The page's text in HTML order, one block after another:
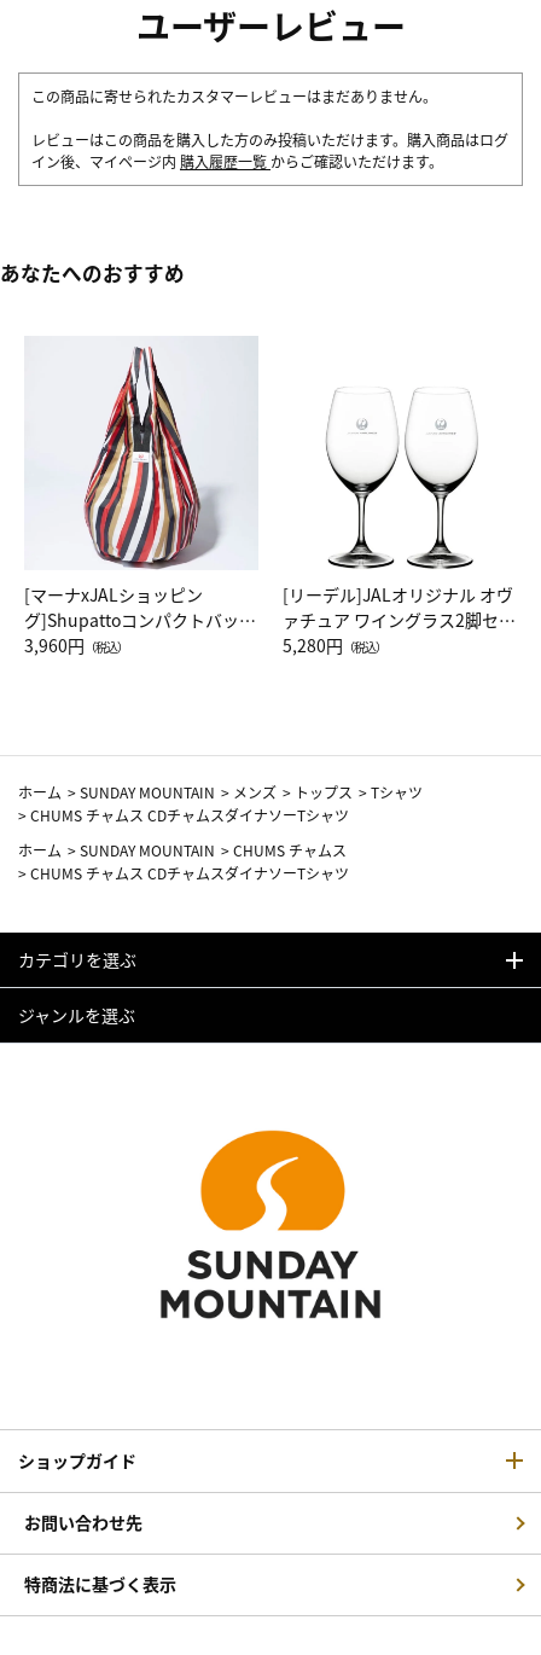
ユーザーレビュー
この商品に寄せられたカスタマーレビューはまだありません。
レビューはこの商品を購入した方のみ投稿いただけます。購入商品はログ
イン後、マイページ内 購入履歴一覧 からご確認いただけます。
あなたへのおすすめ
[マーナxJALショッピン
グ]Shupattoコンパクトバッグ
Drop JAL客室乗務員（LC）ス
3,960円 （税込）
[リーデル]JALオリジナル オヴ
ァチュア ワイングラス2脚セッ
ト（レッドワイン）
5,280円 （税込）
ホーム >SUNDAY MOUNTAIN > メンズ > トップス >Tシャツ
>CHUMS チャムス CDチャムスダイナソーTシャツ
ホーム >SUNDAY MOUNTAIN >CHUMS チャムス
>CHUMS チャムス CDチャムスダイナソーTシャツ
カテゴリを選ぶ
ジャンルを選ぶ
ショップガイド
お問い合わせ先
特商法に基づく表示